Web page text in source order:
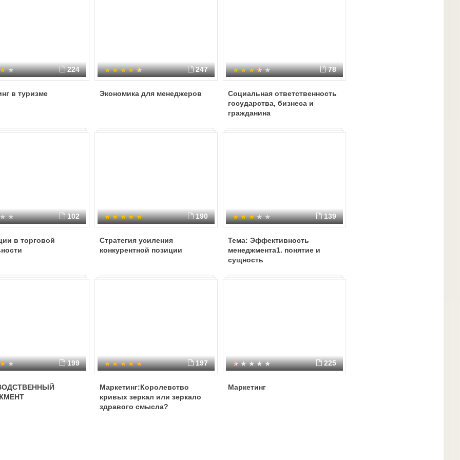
224
в туризме
247
Экономика для менеджеров
78
Социальная ответственность
государства, бизнеса и
гражданина
102
в торговой
190
Стратегия усиления
конкурентной позиции
139
Тема: Эффективность
менеджмента1. понятие и
сущность
199 197
Маркетинг:Королевство
кривых зеркал или зеркало
здравого смысла?
225
Маркетинг